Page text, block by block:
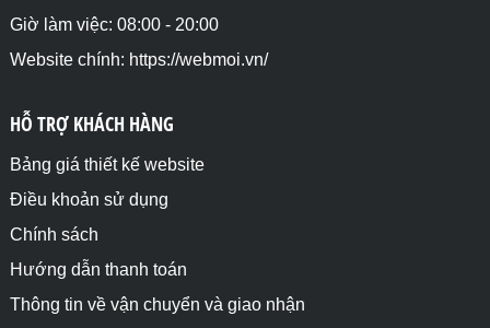
Giờ làm việc: 08:00 - 20:00
Website chính: https://webmoi.vn/
HỖ TRỢ KHÁCH HÀNG
Bảng giá thiết kế website
Điều khoản sử dụng
Chính sách
Hướng dẫn thanh toán
Thông tin về vận chuyển và giao nhận